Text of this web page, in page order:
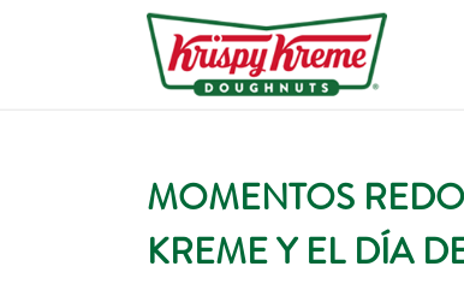
MOMENTOS
KREME Y EL DÍA